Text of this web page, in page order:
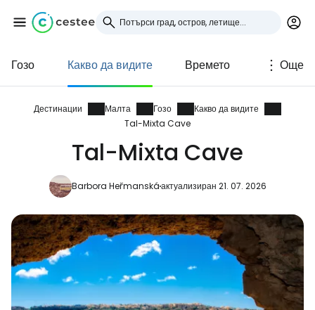
Гозо Какво да видите Времето Още
Дестинации Малта Гозо
Какво да видите
Tal-Mixta Cave
Tal-Mixta Cave
Barbora Heřmanskáактуализиран 21. 07. 2026
Влезте в Cestee
... световната общност на туристите
Продължете с Google
Продължете с Facebook
Продължете с имейл